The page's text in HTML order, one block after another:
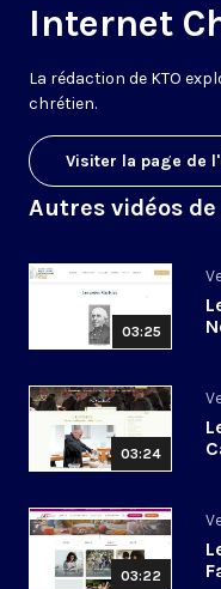
Internet
La rédaction de KTO
chrétien.
Visiter la page de
Autres vidéos
03:25
03:24
03:22